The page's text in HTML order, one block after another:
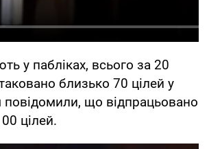
у пабліках, всього за 20
близько 70 цілей у
повідомили, що відпрацьовано
цілей.